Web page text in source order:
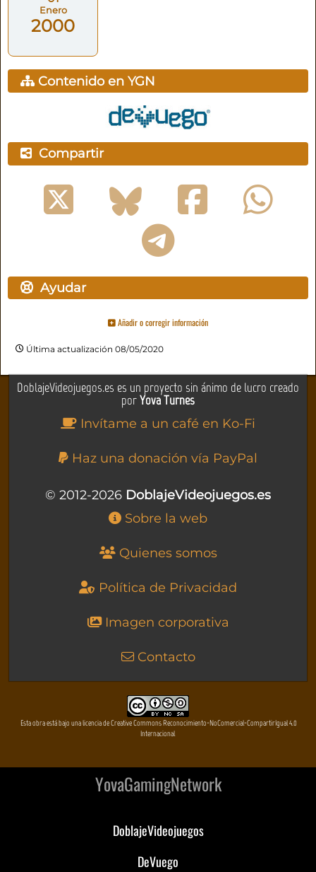
Enero
2000
Contenido en YGN
Compartir
Ayudar
Añadir o corregir información
Última actualización 08/05/2020
DoblajeVideojuegos.es es un proyecto sin ánimo de lucro creado
porYova Turnes
Invítame a un café en Ko-Fi
Haz una donación vía PayPal
© 2012-2026 DoblajeVideojuegos.es
Sobre la web
Quienes somos
Política de Privacidad
Imagen corporativa
Contacto
Esta obra está bajo una licencia de Creative Commons Reconocimiento-NoComercial-CompartirIgual 4.0
Internacional
YovaGamingNetwork
DoblajeVideojuegos
DeVuego